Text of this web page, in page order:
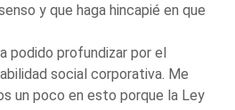
y que haga hincapié en que
podido profundizar por el
social corporativa. Me
un poco en esto porque la Ley